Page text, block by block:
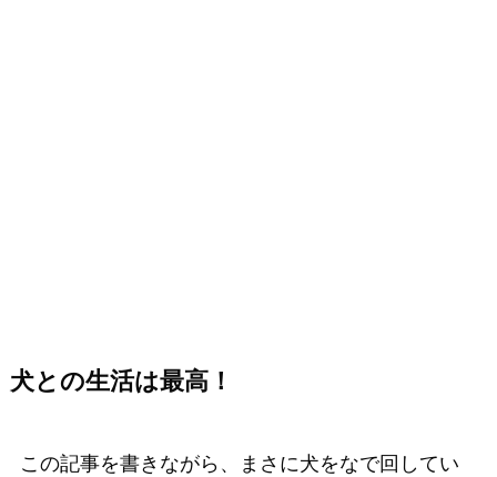
犬との生活は最高！
この記事を書きながら、まさに犬をなで回してい